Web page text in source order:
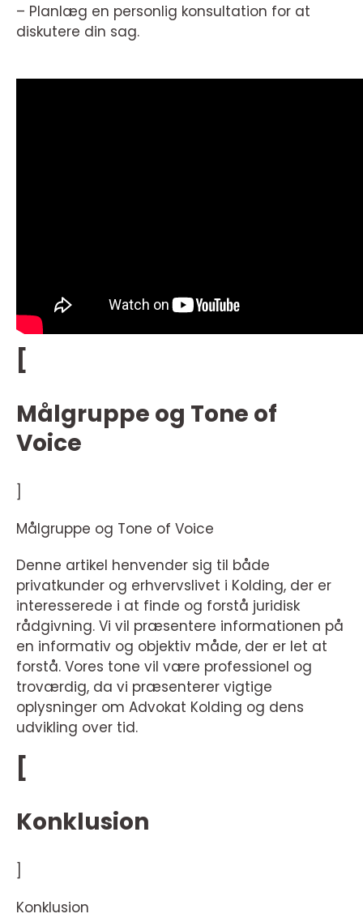
– Planlæg en personlig konsultation for at
diskutere din sag.
[
Målgruppe og Tone of
Voice
Målgruppe og Tone of Voice
Denne artikel henvender sig til både
privatkunder og erhvervslivet i Kolding, der er
interesserede i at finde og forstå juridisk
rådgivning. Vi vil præsentere informationen på
en informativ og objektiv måde, der er let at
forstå. Vores tone vil være professionel og
troværdig, da vi præsenterer vigtige
oplysninger om Advokat Kolding og dens
udvikling over tid.
[
Konklusion
Konklusion